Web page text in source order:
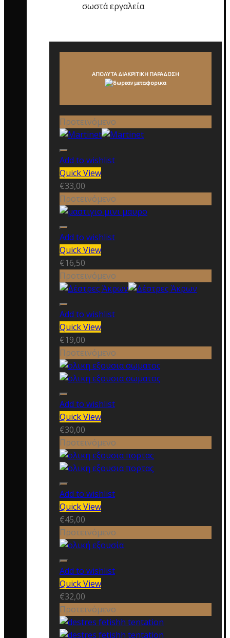
σωστά εργαλεία
ΑΠΟΛΥΤΑ ΔΙΑΚΡΙΤΙΚΗ ΠΑΡΑΔΟΣΗ
Προτεινόμενο
Add to wishlist
Quick View
€33,00
Προτεινόμενο
Add to wishlist
Quick View
€16,50
Προτεινόμενο
Add to wishlist
Quick View
€19,00
Προτεινόμενο
Add to wishlist
Quick View
€30,00
Προτεινόμενο
Add to wishlist
Quick View
€45,00
Προτεινόμενο
Add to wishlist
Quick View
€32,00
Προτεινόμενο